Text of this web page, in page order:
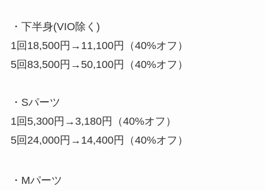
・下半身(VIO除く)
1回18,500円→11,100円（40%オフ）
5回83,500円→50,100円（40%オフ）
・Sパーツ
1回5,300円→3,180円（40%オフ）
5回24,000円→14,400円（40%オフ）
・Mパーツ